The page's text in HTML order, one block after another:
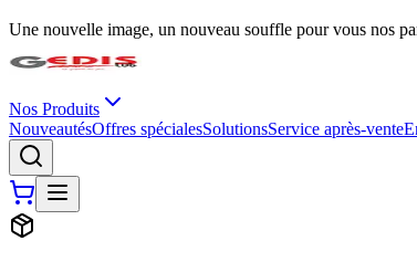
Une nouvelle image, un nouveau souffle pour vous nos
Nos Produits
NouveautésOffres spécialesSolutionsService après-vente